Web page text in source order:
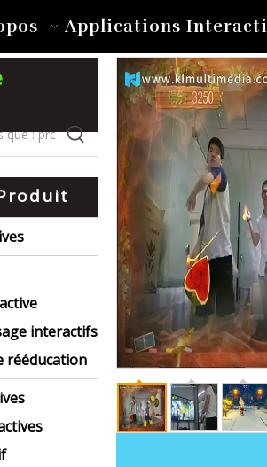
Applications
interactifs
rééducation